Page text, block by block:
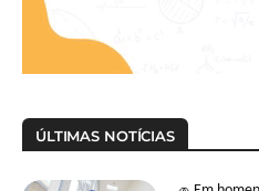
ÚLTIMAS NOTÍCIAS